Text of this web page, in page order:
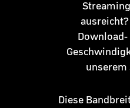
unserem
Diese